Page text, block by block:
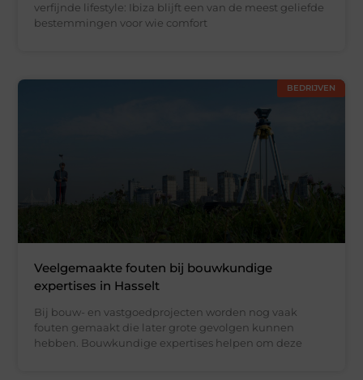
verfijnde lifestyle: Ibiza blijft een van de meest geliefde
bestemmingen voor wie comfort
BEDRIJVEN
Veelgemaakte fouten bij bouwkundige
expertises in Hasselt
Bij bouw- en vastgoedprojecten worden nog vaak
fouten gemaakt die later grote gevolgen kunnen
hebben. Bouwkundige expertises helpen om deze